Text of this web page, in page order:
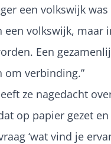
een volkswijk
een volkswijk, maar
Een
om verbinding.”
ze nagedacht
op papier gezet
‘wat vind je